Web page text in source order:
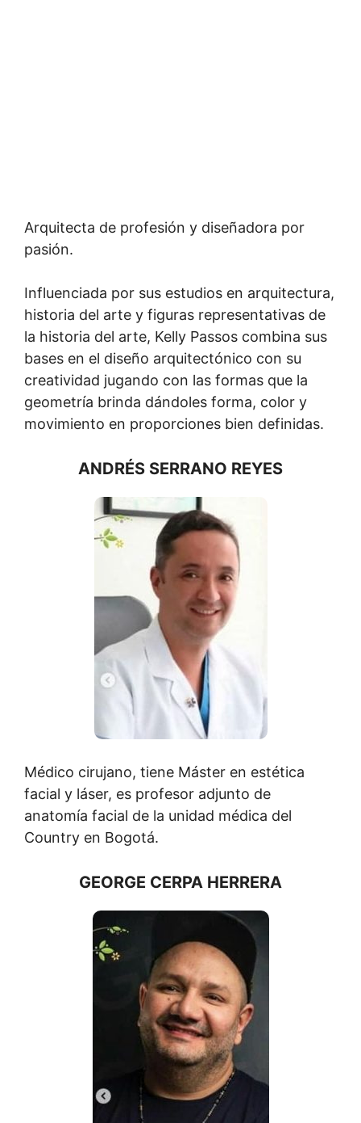
Arquitecta de profesión y diseñadora por
pasión.
Influenciada por sus estudios en arquitectura,
historia del arte y figuras representativas de
la historia del arte, Kelly Passos combina sus
bases en el diseño arquitectónico con su
creatividad jugando con las formas que la
geometría brinda dándoles forma, color y
movimiento en proporciones bien definidas.
ANDRÉS SERRANO REYES
Médico cirujano, tiene Máster en estética
facial y láser, es profesor adjunto de
anatomía facial de la unidad médica del
Country en Bogotá.
GEORGE CERPA HERRERA